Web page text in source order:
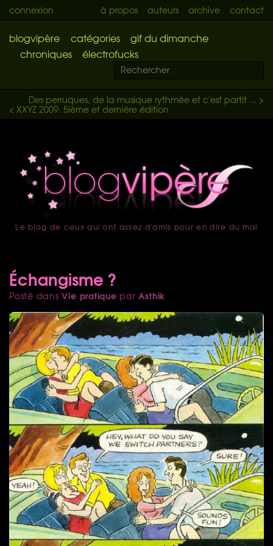
connexion à propos auteurs archive contact
blogvipère catégories
gif du dimanche
chroniques
électrofucks
Des perruques, de la musique rythmée et c'est partit ... >
< XXYZ 2009: 5ième et dernière édition
accueil
Le blog de ceux qui ont assez d'amis pour en dire du mal
Échangisme ?
Posté dansVie pratique parAsthik